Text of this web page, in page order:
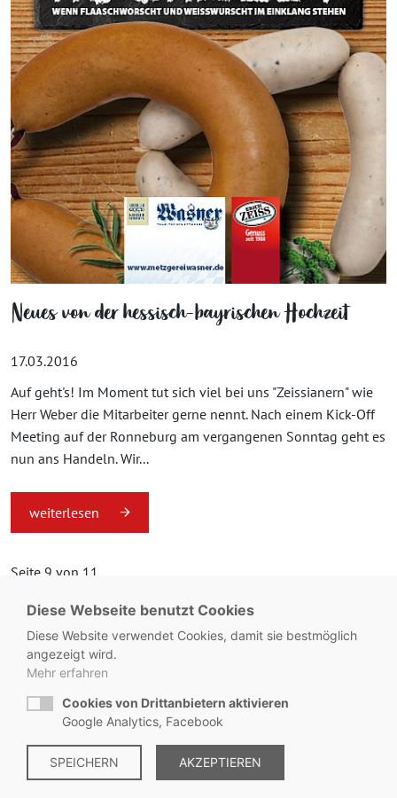
Neues von der hessisch-bayrischen Hochzeit
17.03.2016
Auf geht's! Im Moment tut sich viel bei uns "Zeissianern" wie
Herr Weber die Mitarbeiter gerne nennt. Nach einem Kick-Off
Meeting auf der Ronneburg am vergangenen Sonntag geht es
nun ans Handeln. Wir...
weiterlesen
Seite 9 von 11.
© Metzgerei Zeiss - KONTAKT: +49 8563 / 2930
Impressum | Datenschutz | Hinweisgebersystem
Diese Webseite benutzt Cookies
Diese Website verwendet Cookies, damit sie bestmöglich
angezeigt wird.
Mehr erfahren
Cookies von Drittanbietern aktivieren
Google Analytics, Facebook
SPEICHERN AKZEPTIEREN